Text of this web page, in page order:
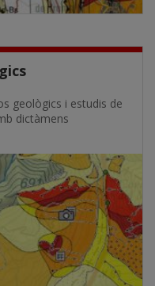
geològics i estudis de
dictàmens